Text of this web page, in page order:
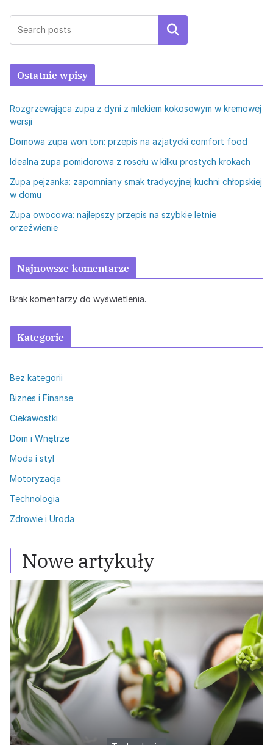
Szukaj
Ostatnie wpisy
Rozgrzewająca zupa z dyni z mlekiem kokosowym w kremowej
wersji
Domowa zupa won ton: przepis na azjatycki comfort food
Idealna zupa pomidorowa z rosołu w kilku prostych krokach
Zupa pejzanka: zapomniany smak tradycyjnej kuchni chłopskiej
w domu
Zupa owocowa: najlepszy przepis na szybkie letnie
orzeźwienie
Najnowsze komentarze
Brak komentarzy do wyświetlenia.
Kategorie
Bez kategorii
Biznes i Finanse
Ciekawostki
Dom i Wnętrze
Moda i styl
Motoryzacja
Technologia
Zdrowie i Uroda
Nowe artykuły